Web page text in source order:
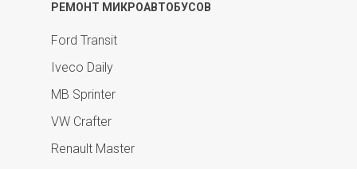
РЕМОНТ МИКРОАВТОБУСОВ
Ford Transit
Iveco Daily
MB Sprinter
VW Crafter
Renault Master